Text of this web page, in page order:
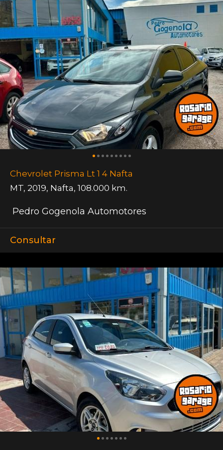
Chevrolet Prisma Lt 1 4 Nafta
MT, 2019, Nafta, 108.000 km.
Pedro Gogenola Automotores
Consultar